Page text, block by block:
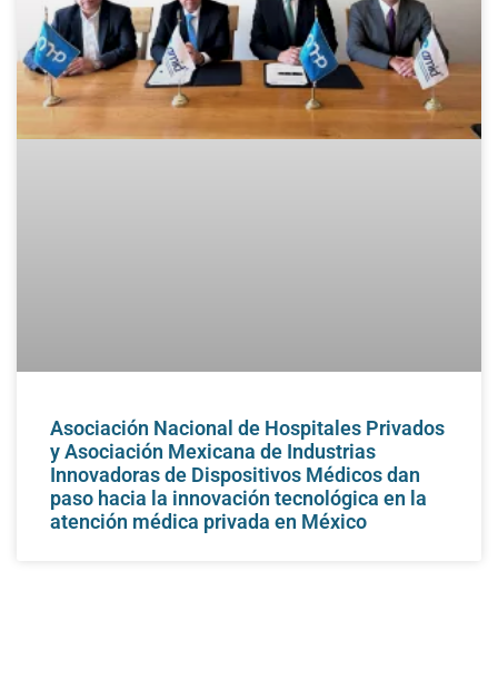
Asociación Nacional de Hospitales Privados
y Asociación Mexicana de Industrias
Innovadoras de Dispositivos Médicos dan
paso hacia la innovación tecnológica en la
atención médica privada en México